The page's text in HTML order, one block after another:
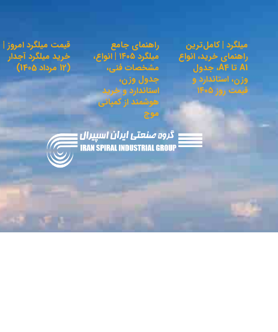
میلگرد | کامل‌ترین
راهنمای خرید، انواع
A1 تا A4، جدول
وزن، استاندارد و
قیمت روز ۱۴۰۵
راهنمای جامع
میلگرد ۱۴۰۵ | انواع،
مشخصات فنی،
جدول وزن،
استاندارد و خرید
هوشمند از کمپانی
موج
قیمت میلگرد امروز |
خرید میلگرد آجدار
(12 مرداد 1405)